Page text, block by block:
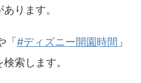
ります。
「 #ディズニー開園時間 」
索します。